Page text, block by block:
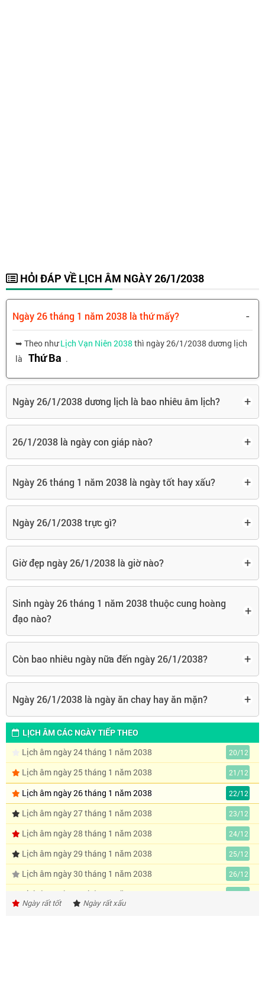
HỎI ĐÁP VỀ LỊCH ÂM NGÀY 26/1/2038
Ngày 26 tháng 1 năm 2038 là thứ mấy? -
➥ Theo nhưLịch Vạn Niên 2038 thì ngày 26/1/2038 dương lịch
là Thứ Ba .
Ngày 26/1/2038 dương lịch là bao nhiêu âm lịch? +
26/1/2038 là ngày con giáp nào? +
Ngày 26 tháng 1 năm 2038 là ngày tốt hay xấu? +
Ngày 26/1/2038 trực gì? +
Giờ đẹp ngày 26/1/2038 là giờ nào? +
Sinh ngày 26 tháng 1 năm 2038 thuộc cung hoàng
đạo nào?
+
Còn bao nhiêu ngày nữa đến ngày 26/1/2038? +
Ngày 26/1/2038 là ngày ăn chay hay ăn mặn? +
LỊCH ÂM CÁC NGÀY TIẾP THEO
Lịch âm ngày 24 tháng 1 năm 2038
20/12
Lịch âm ngày 25 tháng 1 năm 2038 21/12
Lịch âm ngày 26 tháng 1 năm 2038 22/12
Lịch âm ngày 27 tháng 1 năm 2038 23/12
Lịch âm ngày 28 tháng 1 năm 2038 24/12
Lịch âm ngày 29 tháng 1 năm 2038 25/12
Lịch âm ngày 30 tháng 1 năm 2038 26/12
Lịch âm ngày 31 tháng 1 năm 2038 27/12
Ngày rất tốt Ngày rất xấu